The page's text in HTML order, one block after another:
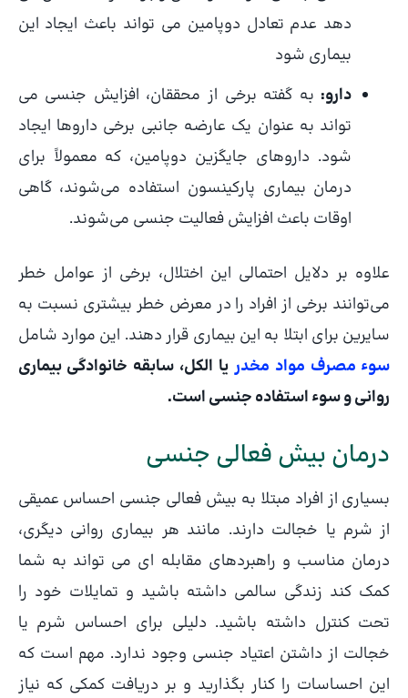
دهد عدم تعادل دوپامین می تواند باعث ایجاد این
بیماری شود
دارو: به گفته برخی از محققان، افزایش جنسی می
تواند به عنوان یک عارضه جانبی برخی داروها ایجاد
شود. داروهای جایگزین دوپامین، که معمولاً برای
درمان بیماری پارکینسون استفاده می‌شوند، گاهی
اوقات باعث افزایش فعالیت جنسی می‌شوند.
علاوه بر دلایل احتمالی این اختلال، برخی از عوامل خطر
می‌توانند برخی از افراد را در معرض خطر بیشتری نسبت به
سایرین برای ابتلا به این بیماری قرار دهند. این موارد شامل
سوء مصرف مواد مخدر یا الکل، سابقه خانوادگی بیماری
روانی و سوء استفاده جنسی است.
درمان بیش فعالی جنسی
بسیاری از افراد مبتلا به بیش فعالی جنسی احساس عمیقی
از شرم یا خجالت دارند. مانند هر بیماری روانی دیگری،
درمان مناسب و راهبردهای مقابله ای می تواند به شما
کمک کند زندگی سالمی داشته باشید و تمایلات خود را
تحت کنترل داشته باشید. دلیلی برای احساس شرم یا
خجالت از داشتن اعتیاد جنسی وجود ندارد. مهم است که
این احساسات را کنار بگذارید و بر دریافت کمکی که نیاز